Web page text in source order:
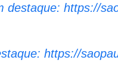
destaque: https://
https://